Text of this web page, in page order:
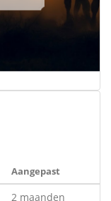
Aangepast
2 maanden